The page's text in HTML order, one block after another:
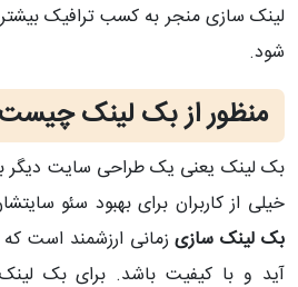
لینک سازی منجر به کسب ترافیک
شود.
منظور از بک لینک
بک لینک یعنی یک طراحی سایت دیگر
خیلی از کاربران برای بهبود سئو
بک لینک سازیزمانی ارزشمند است
آید و با کیفیت باشد. برای بک